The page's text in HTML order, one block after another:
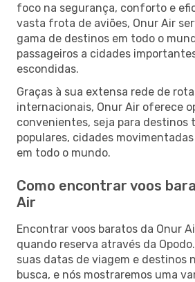
foco na segurança, conforto e
vasta frota de aviões, Onur Air
gama de destinos em todo o
passageiros a cidades
escondidas.
Graças à sua extensa rede de
internacionais, Onur Air oferece
convenientes, seja para destinos
populares, cidades
em todo o mundo.
Como encontrar voos
Air
Encontrar voos baratos da Onur
quando reserva através da
suas datas de viagem e destinos
busca, e nós mostraremos uma